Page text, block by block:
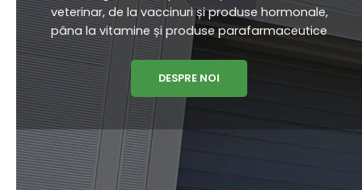
VETERIN DISTRIBUTION
Veterin Distribution are o echipa de specialiști
cu experiență vastă în vânzarea și promovarea
unei game complete de produse de uz
veterinar, de la vaccinuri și produse hormonale,
pâna la vitamine și produse parafarmaceutice